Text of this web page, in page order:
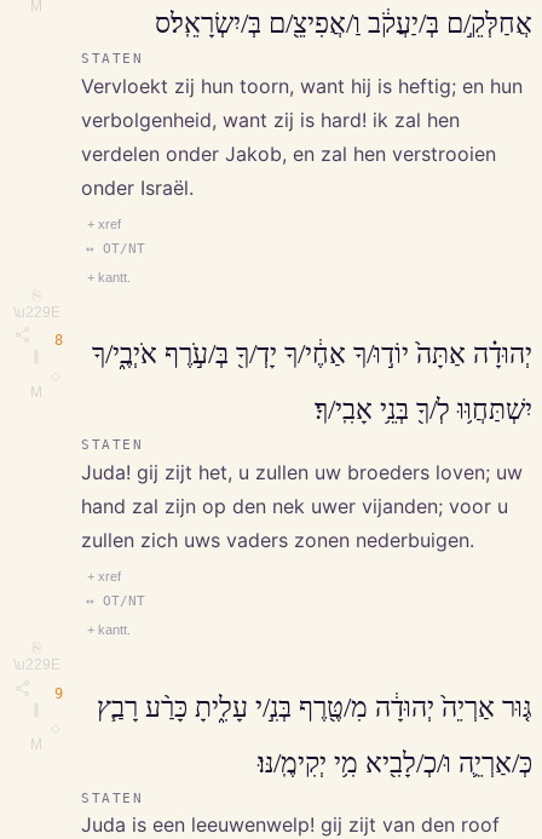
M
⎘
\u229E
M
אֲחַלְּקֵ֣/ם בְּ/יַעֲקֹ֔ב וַ/אֲפִיצֵ֖/ם בְּ/יִשְׂרָאֵֽל׃ס
STATEN
Vervloekt zij hun toorn, want hij is heftig; en hun
verbolgenheid, want zij is hard! ik zal hen
verdelen onder Jakob, en zal hen verstrooien
onder Israël.
+ xref
↔ OT/NT
+ kantt.
8
⎘
\u229E
M
יְהוּדָ֗ה אַתָּה֙ יוֹד֣וּ/ךָ אַחֶ֔י/ךָ יָדְ/ךָ֖ בְּ/עֹ֣רֶף אֹיְבֶ֑י/ךָ
יִשְׁתַּחֲוּ֥וּ לְ/ךָ֖ בְּנֵ֥י אָבִֽי/ךָ׃
STATEN
Juda! gij zijt het, u zullen uw broeders loven; uw
hand zal zijn op den nek uwer vijanden; voor u
zullen zich uws vaders zonen nederbuigen.
+ xref
↔ OT/NT
+ kantt.
9
גּ֤וּר אַרְיֵה֙ יְהוּדָ֔ה מִ/טֶּ֖רֶף בְּנִ֣/י עָלִ֑יתָ כָּרַ֨ע רָבַ֧ץ
כְּ/אַרְיֵ֛ה וּ/כְ/לָבִ֖יא מִ֥י יְקִימֶֽ/נּוּ׃
STATEN
Juda is een leeuwenwelp! gij zijt van den roof